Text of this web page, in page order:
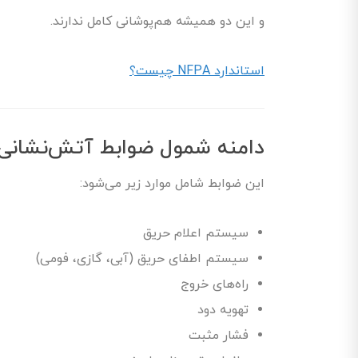
و این دو همیشه هم‌پوشانی کامل ندارند.
استاندارد NFPA چیست؟
دامنه شمول ضوابط آتش‌نشانی
این ضوابط شامل موارد زیر می‌شود:
سیستم اعلام حریق
سیستم اطفای حریق (آبی، گازی، فومی)
راه‌های خروج
تهویه دود
فشار مثبت